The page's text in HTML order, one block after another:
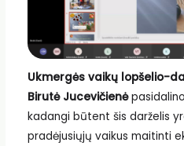
Ukmergės vaikų lopšelio-
Birutė Jucevičienė
kadangi būtent šis darželis
pradėjusiųjų vaikus maitinti